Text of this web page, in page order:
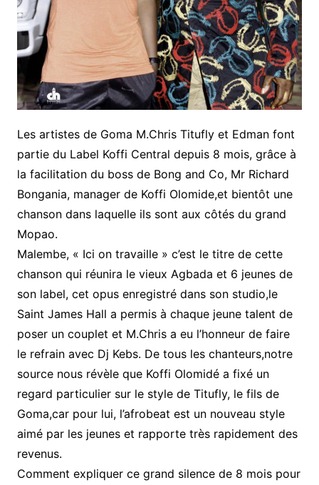
Les artistes de Goma M.Chris Titufly et Edman font
partie du Label Koffi Central depuis 8 mois, grâce à
la facilitation du boss de Bong and Co, Mr Richard
Bongania, manager de Koffi Olomide,et bientôt une
chanson dans laquelle ils sont aux côtés du grand
Mopao.
Malembe, « Ici on travaille » c’est le titre de cette
chanson qui réunira le vieux Agbada et 6 jeunes de
son label, cet opus enregistré dans son studio,le
Saint James Hall a permis à chaque jeune talent de
poser un couplet et M.Chris a eu l’honneur de faire
le refrain avec Dj Kebs. De tous les chanteurs,notre
source nous révèle que Koffi Olomidé a fixé un
regard particulier sur le style de Titufly, le fils de
Goma,car pour lui, l’afrobeat est un nouveau style
aimé par les jeunes et rapporte très rapidement des
revenus.
Comment expliquer ce grand silence de 8 mois pour